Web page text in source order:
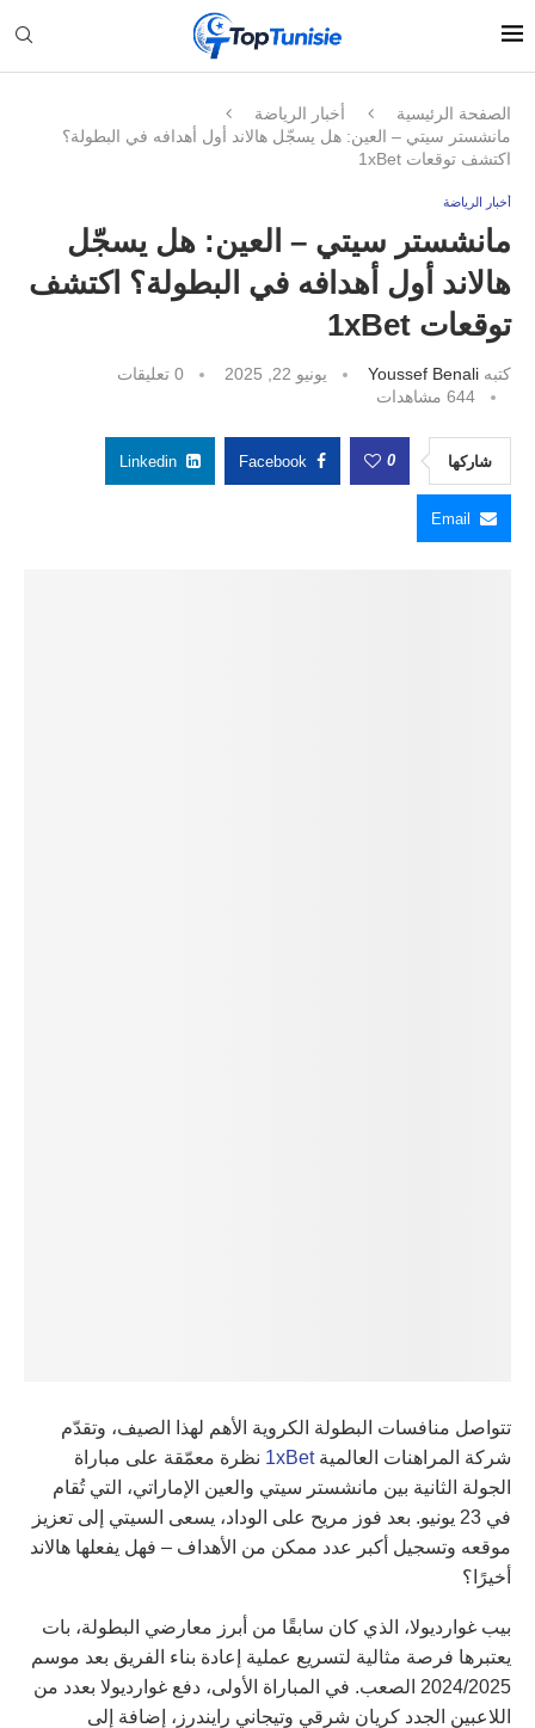
الصفحة الرئيسية
أخبار الرياضة
مانشستر سيتي – العين: هل يسجّل هالاند أول أهدافه في البطولة؟
اكتشف توقعات 1xBet
أخبار الرياضة
مانشستر سيتي – العين: هل يسجّل
هالاند أول أهدافه في البطولة؟ اكتشف
توقعات 1xBet
كتبه Youssef Benali يونيو 22, 2025
0 تعليقات
644 مشاهدات
شاركها 0
Facebook
Linkedin
Email
تتواصل منافسات البطولة الكروية الأهم لهذا الصيف، وتقدّم
شركة المراهنات العالمية1xBet نظرة معمّقة على مباراة
الجولة الثانية بين مانشستر سيتي والعين الإماراتي، التي تُقام
في 23 يونيو. بعد فوز مريح على الوداد، يسعى السيتي إلى تعزيز
موقعه وتسجيل أكبر عدد ممكن من الأهداف – فهل يفعلها هالاند
أخيرًا؟
بيب غوارديولا، الذي كان سابقًا من أبرز معارضي البطولة، بات
يعتبرها فرصة مثالية لتسريع عملية إعادة بناء الفريق بعد موسم
2024/2025 الصعب. في المباراة الأولى، دفع غوارديولا بعدد من
اللاعبين الجدد كريان شرقي وتيجاني رايندرز، إضافة إلى